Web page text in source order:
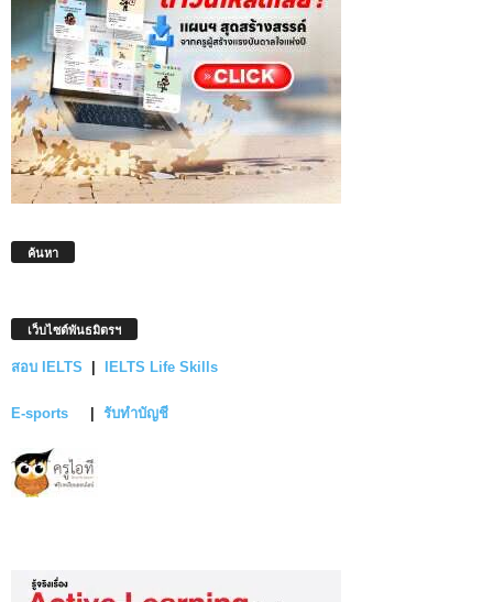
ค้นหา
เว็บไซต์พันธมิตรฯ
สอบ IELTS IELTS Life Skills
E-sports รับทำบัญชี